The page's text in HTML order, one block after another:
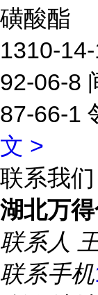
磺酸酯
1310-
92-06-8
87-66-1
文 >
联系我们
湖北万
联系人
联系手机